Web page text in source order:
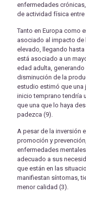
enfermedades
de actividad física
Tanto en Europa como
asociado al impacto de
elevado, llegando
está asociado a un
edad adulta,
disminución de la
estudio estimó que
inicio temprano tendría
que una que lo haya
padezca (9).
A pesar de la inversión
promoción y
enfermedades
adecuado a sus
que están en las
manifiestan síntomas,
menor calidad (3).